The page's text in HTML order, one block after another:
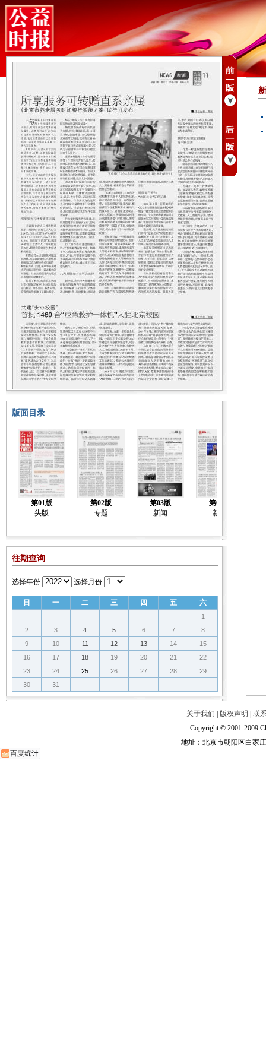
版面目录
第01版
头版
第02版
专题
第03版
新闻
第04版
新闻
往期查询
选择年份 选择月份
日 一 二 三 四 五 六
1
2
3 4 5 6 7
8
9
10 11 12 13 14
15
16
17 18 19 20 21
22
23
24 25 26 27 28
29
30
31
关于我们 版权声明
联
Copyright © 2001-2009
地址：北京市朝阳区白家